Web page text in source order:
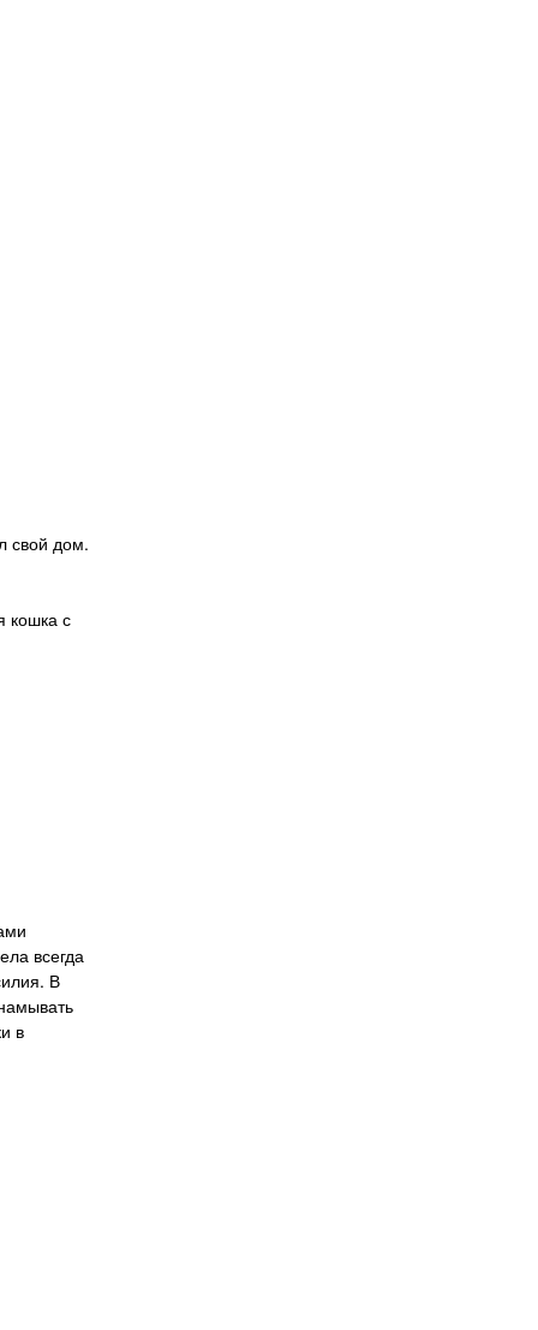
свой дом.
кошка с
всегда
В
в